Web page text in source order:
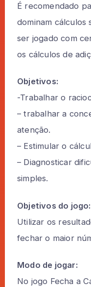
É recomendado
dominam cálculos
ser jogado com
os cálculos de
Objetivos:
-Trabalhar o
– trabalhar a
atenção.
– Estimular o
– Diagnosticar
simples.
Objetivos do jogo:
Utilizar os
fechar o maior
Modo de jogar:
No jogo Fecha a